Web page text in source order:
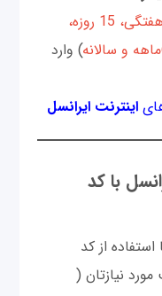
اینترنت ساعتی، روزانه، هفتگی، 15 روزه،
) وارد
اینترنت ایرانسل
با کد
استفاده از کد
مورد نیازتان (